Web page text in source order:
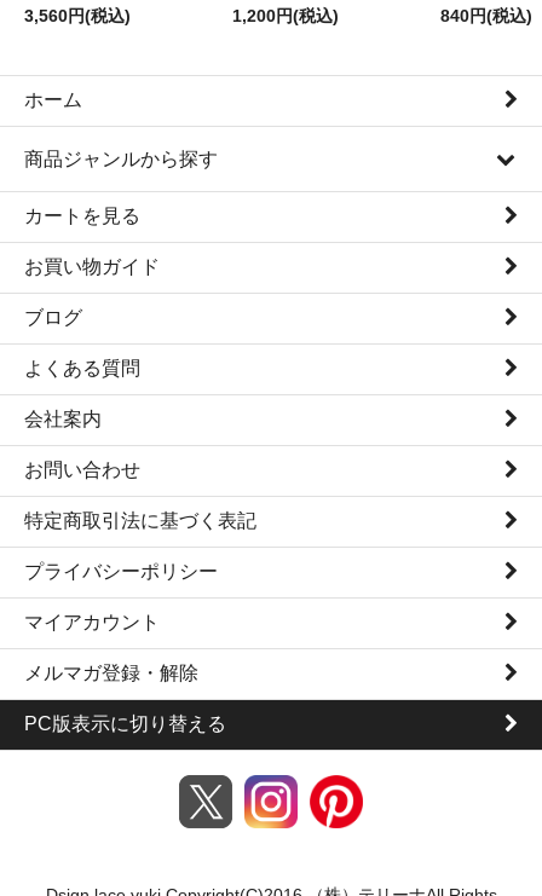
3,560円(税込)
1,200円(税込)
840円(税込)
ホーム
商品ジャンルから探す
カートを見る
お買い物ガイド
ブログ
よくある質問
会社案内
お問い合わせ
特定商取引法に基づく表記
プライバシーポリシー
マイアカウント
メルマガ登録・解除
PC版表示に切り替える